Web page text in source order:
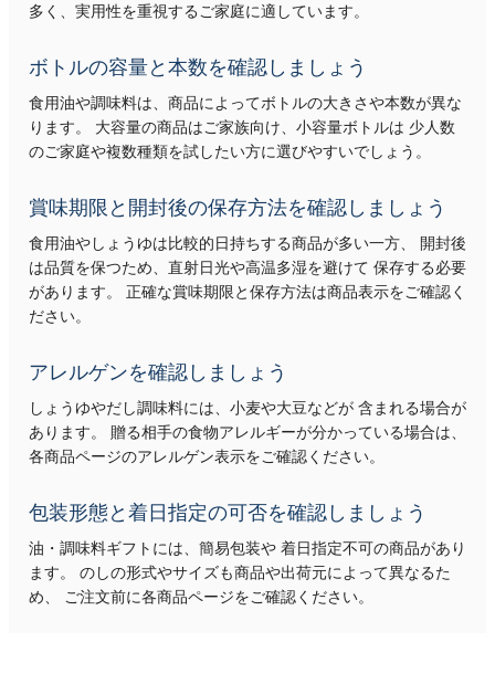
多く、実用性を重視するご家庭に適しています。
ボトルの容量と本数を確認しましょう
食用油や調味料は、商品によってボトルの大きさや本数が異な
ります。 大容量の商品はご家族向け、小容量ボトルは 少人数
のご家庭や複数種類を試したい方に選びやすいでしょう。
賞味期限と開封後の保存方法を確認しましょう
食用油やしょうゆは比較的日持ちする商品が多い一方、 開封後
は品質を保つため、直射日光や高温多湿を避けて 保存する必要
があります。 正確な賞味期限と保存方法は商品表示をご確認く
ださい。
アレルゲンを確認しましょう
しょうゆやだし調味料には、小麦や大豆などが 含まれる場合が
あります。 贈る相手の食物アレルギーが分かっている場合は、
各商品ページのアレルゲン表示をご確認ください。
包装形態と着日指定の可否を確認しましょう
油・調味料ギフトには、簡易包装や 着日指定不可の商品があり
ます。 のしの形式やサイズも商品や出荷元によって異なるた
め、 ご注文前に各商品ページをご確認ください。